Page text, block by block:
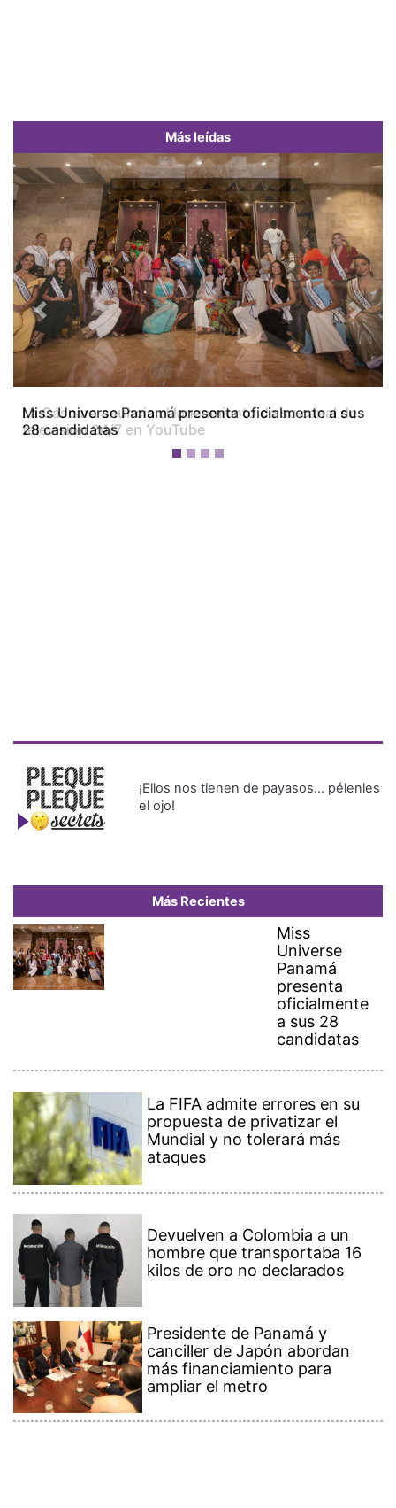
Más leídas
Miss Universe Panamá presenta oficialmente a sus
28 candidatas
Previous Next
¡Ellos nos tienen de payasos… pélenles
el ojo!
Más Recientes
Miss
Universe
Panamá
presenta
oficialmente
a sus 28
candidatas
La FIFA admite errores en su
propuesta de privatizar el
Mundial y no tolerará más
ataques
Devuelven a Colombia a un
hombre que transportaba 16
kilos de oro no declarados
Presidente de Panamá y
canciller de Japón abordan
más financiamiento para
ampliar el metro